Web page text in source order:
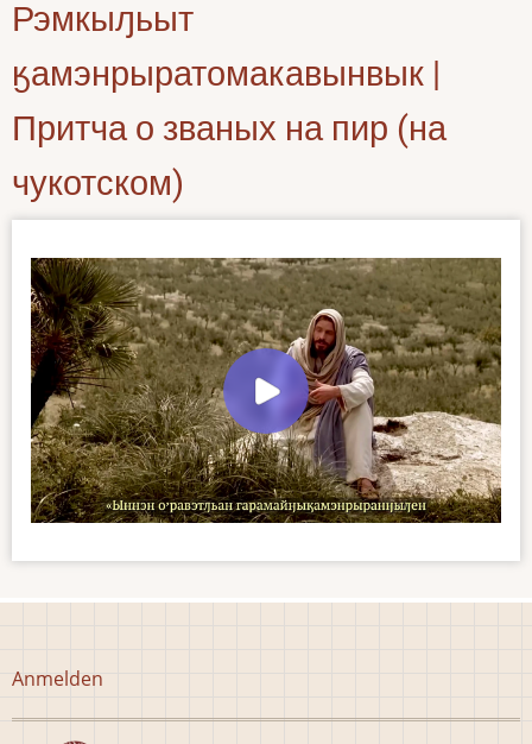
Рэмкыԓьыт
ӄамэнрыратомакавынвык |
Притча о званых на пир (на
чукотском)
Benutzermenü
Anmelden